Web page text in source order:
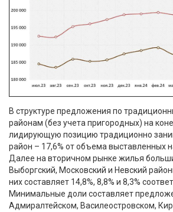
В структуре предложения по
районам (без учета пригородных) на
лидирующую позицию традиционно
район – 17,6% от объема выставленных
Далее на вторичном рынке жилья
Выборгский, Московский и Невский
них составляет 14,8%, 8,8% и 8,3%
Минимальные доли составляет
Адмиралтейском, Василеостровском,